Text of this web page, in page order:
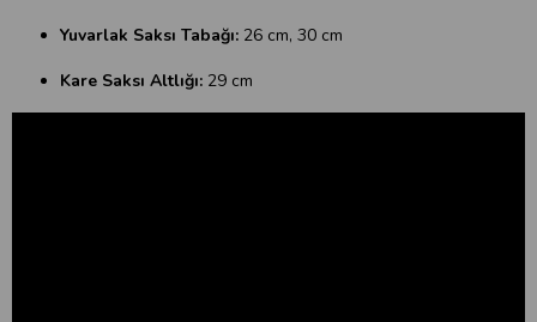
Yuvarlak Saksı Tabağı: 26 cm, 30 cm
Kare Saksı Altlığı: 29 cm